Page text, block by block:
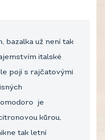
bazalka už není tak
italské
pojí s rajčatovými
je
kůrou,
tak letní